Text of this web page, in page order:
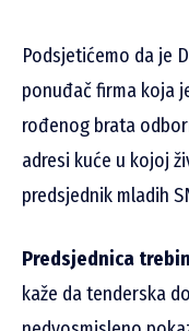
Podsjetićemo da je
ponuđač firma koja
rođenog brata
adresi kuće u kojoj
predsjednik mladih
Predsjednica
kaže da tenderska